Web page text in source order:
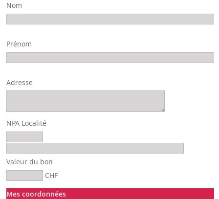
Programme en PDF
Nom
Prénom
Adresse
NPA Localité
Valeur du bon
CHF
Mes coordonnées